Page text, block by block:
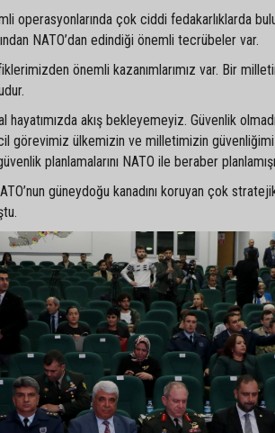
operasyonlarında çok ciddi fedakarlıklarda
NATO’dan edindiği önemli tecrübeler var.
önemli kazanımlarımız var. Bir
hayatımızda akış bekleyemeyiz. Güvenlik
görevimiz ülkemizin ve milletimizin
planlamalarını NATO ile beraber
güneydoğu kanadını koruyan çok